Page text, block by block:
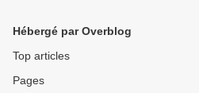
Hébergé par Overblog
Top articles
Pages